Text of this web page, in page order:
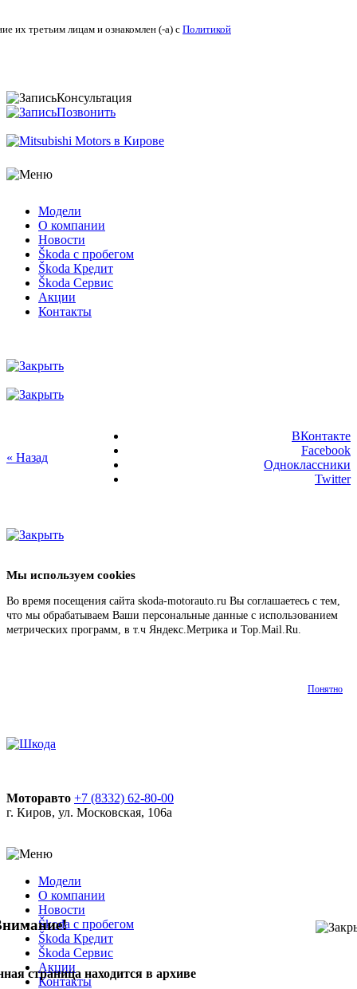
страница находится в архиве
их третьим лицам и ознакомлен (-а) cПолитикой
Консультация
Позвонить
Модели
О компании
Новости
Škoda с пробегом
Škoda Кредит
Škoda Сервис
Акции
Контакты
« Назад
ВКонтакте
Facebook
Одноклассники
Twitter
Мы используем cookies
Во время посещения сайта skoda-motorauto.ru Вы соглашаетесь с тем,
что мы обрабатываем Ваши персональные данные с использованием
метрических программ, в т.ч Яндекс.Метрика и Top.Mail.Ru.
Понятно
Моторавто +7 (8332) 62-80-00
г. Киров, ул. Московская, 106а
Модели
О компании
Новости
Škoda с пробегом
Škoda Кредит
Škoda Сервис
Акции
Контакты